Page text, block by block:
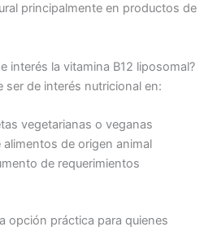
principalmente en productos de
interés la vitamina B12 liposomal?
ser de interés nutricional en:
vegetarianas o veganas
de origen animal
de requerimientos
opción práctica para quienes